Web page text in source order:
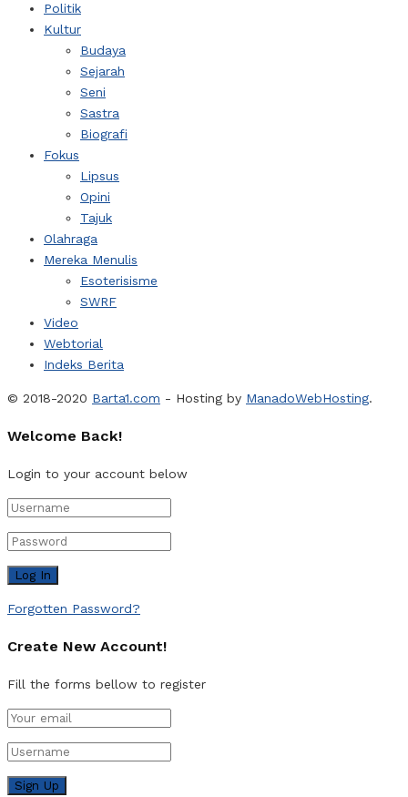
Politik
Kultur
Budaya
Sejarah
Seni
Sastra
Biografi
Fokus
Lipsus
Opini
Tajuk
Olahraga
Mereka Menulis
Esoterisisme
SWRF
Video
Webtorial
Indeks Berita
© 2018-2020 Barta1.com - Hosting by ManadoWebHosting.
Welcome Back!
Login to your account below
Forgotten Password?
Create New Account!
Fill the forms bellow to register